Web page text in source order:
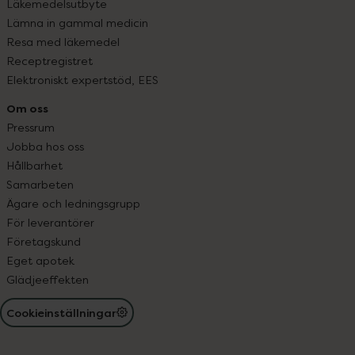
Läkemedelsutbyte
Lämna in gammal medicin
Resa med läkemedel
Receptregistret
Elektroniskt expertstöd, EES
Om oss
Pressrum
Jobba hos oss
Hållbarhet
Samarbeten
Ägare och ledningsgrupp
För leverantörer
Företagskund
Eget apotek
Glädjeeffekten
Cookieinställningar